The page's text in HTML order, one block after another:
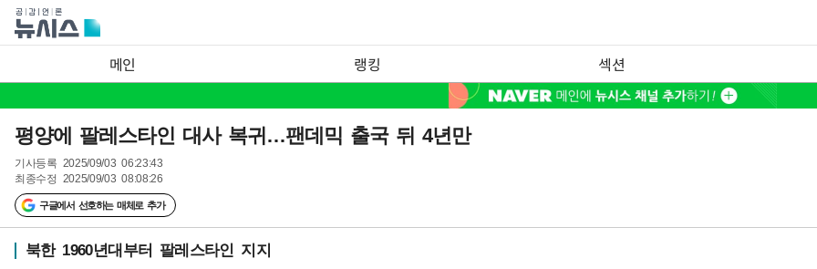
메인 랭킹 섹션
평양에 팔레스타인 대사 복귀…팬데믹 출국 뒤 4년만
기사등록 2025/09/03 06:23:43
최종수정 2025/09/03 08:08:26
구글에서 선호하는 매체로 추가
북한 1960년대부터 팔레스타인 지지